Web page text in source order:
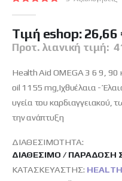
Tιμή eshop:26,66
Προτ. λιανική τιμή:
Health Aid OMEGA 3 6 9, 90
oil 1155 mg,Ιχθυέλαια -
υγεία του καρδιαγγειακού,
την ανάπτυξη
ΔΙΑΘΕΣΙΜΌΤΗΤΑ:
ΔΙΑΘΈΣΙΜΟ / ΠΑΡΆΔΟΣΗ
ΚΑΤΑΣΚΕΥΑΣΤΉΣ: